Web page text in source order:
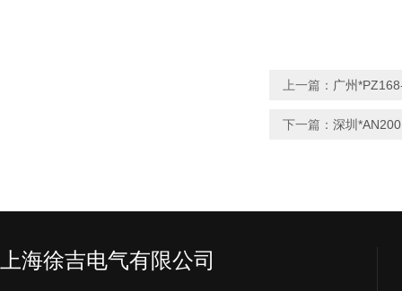
上一篇： 广州
下一篇： 深圳
上海徐吉电气有限公司